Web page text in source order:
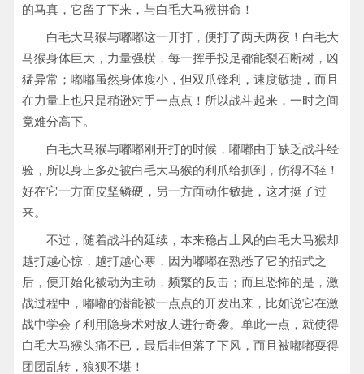
的马真，它留了下来，与白毛大马猴拼命！
白毛大马猴与嘟嘟这一开打，便打了两天两夜！白毛大
马猴身体巨大，力量强横，每一挥手投足都能裂石断树，凶
猛异常；嘟嘟虽然身体瘦小，但双爪锋利，速度敏捷，而且
在力量上也只是稍逊对手一点点！所以战斗起来，一时之间
竟难分高下。
白毛大马猴与嘟嘟刚开打的时候，嘟嘟由于缺乏战斗经
验，所以身上多处被白毛大马猴的利爪给抓到，伤得不轻！
好在它一方面皮坚鳞硬，另一方面动作敏捷，这才挺了过
来。
不过，随着战斗的延续，本来稳占上风的白毛大马猴却
越打越心惊，越打越心寒，因为嘟嘟在熟悉了它的招式之
后，便开始化被动为主动，频繁的反击；而且恐怖的是，激
战过程中，嘟嘟的潜能被一点点的开发出来，比如说它在激
战中学会了利用隐身术对敌人进行奇袭。单此一点，就使得
白毛大马猴头痛不已，最后非但落了下风，而且被嘟嘟耍得
团团乱转，狼狈不堪！